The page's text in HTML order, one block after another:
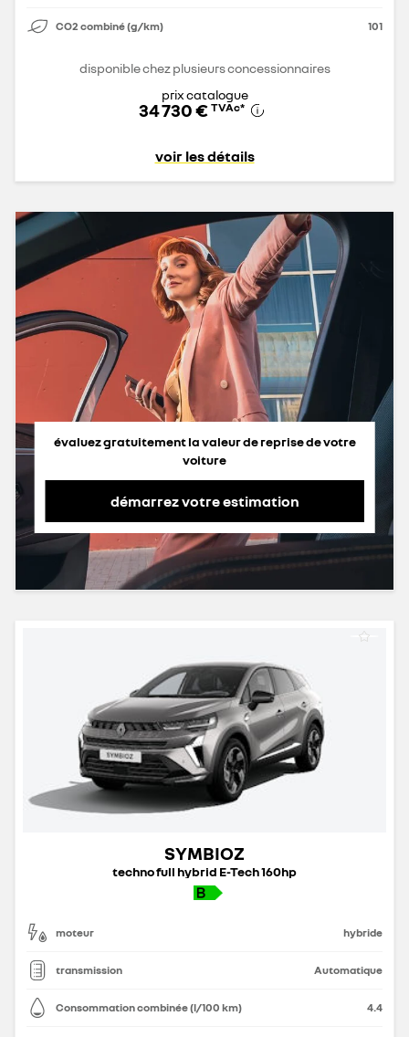
CO2 combiné (g/km) 101
disponible chez plusieurs concessionnaires
prix catalogue
34 730 € TVAc*
voir les détails
évaluez gratuitement la valeur de reprise de votre
voiture
démarrez votre estimation
SYMBIOZ
techno full hybrid E-Tech 160hp
moteur hybride
transmission Automatique
Consommation combinée (l/100 km) 4.4